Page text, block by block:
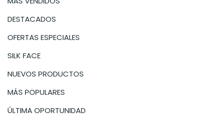
DESTACADOS
OFERTAS ESPECIALES
SILK FACE
NUEVOS PRODUCTOS
MÁS POPULARES
ÚLTIMA OPORTUNIDAD